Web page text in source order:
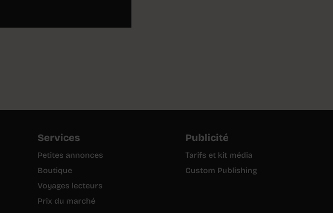
Services
Petites annonces
Boutique
Voyages lecteurs
Prix du marché
Publicité
Tarifs et kit média
Custom Publishing